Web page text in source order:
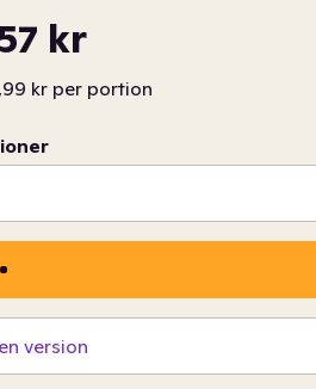
kr
kr per portion
version